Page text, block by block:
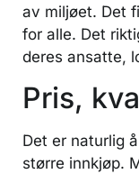
av miljøet. Det
for alle. Det
deres ansatte,
Pris,
Det er naturlig
større innkjøp.